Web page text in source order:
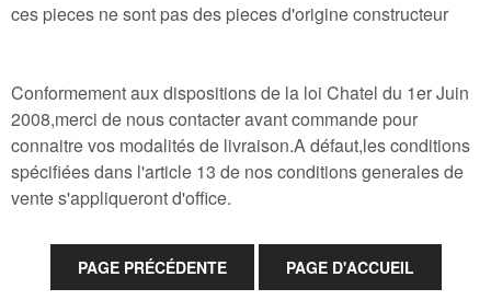
ces pieces ne sont pas des pieces d'origine constructeur
Conformement aux dispositions de la loi Chatel du 1er Juin
2008,merci de nous contacter avant commande pour
connaitre vos modalités de livraison.A défaut,les conditions
spécifiées dans l'article 13 de nos conditions generales de
vente s'appliqueront d'office.